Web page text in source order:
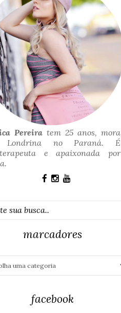
Pereira tem 25 anos, mora
Londrina no Paraná. É
e apaixonada por
marcadores
facebook